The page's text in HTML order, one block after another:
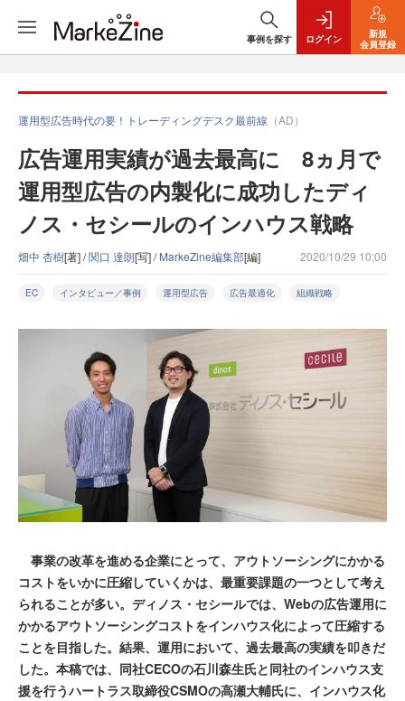
事例を探す ログイン
新規
会員登録
運用型広告時代の要！トレーディングデスク最前線 （AD）
広告運用実績が過去最高に 8ヵ月で
運用型広告の内製化に成功したディ
ノス・セシールのインハウス戦略
畑中 杏樹[著] /関口 達朗[写] /MarkeZine編集部[編] 2020/10/29 10:00
EC インタビュー／事例 運用型広告 広告最適化 組織戦略
事業の改革を進める企業にとって、アウトソーシングにかかる
コストをいかに圧縮していくかは、最重要課題の一つとして考え
られることが多い。ディノス・セシールでは、Webの広告運用に
かかるアウトソーシングコストをインハウス化によって圧縮する
ことを目指した。結果、運用において、過去最高の実績を叩きだ
した。本稿では、同社CECOの石川森生氏と同社のインハウス支
援を行うハートラス取締役CSMOの高瀬大輔氏に、インハウス化